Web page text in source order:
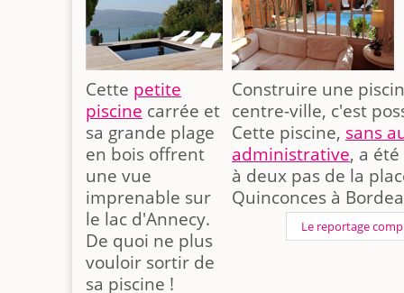
Cette petite
piscine carrée et
sa grande plage
en bois offrent
une vue
imprenable sur
le lac d'Annecy.
De quoi ne plus
vouloir sortir de
sa piscine !
Construire une
centre-ville, c'est
Cette piscine, sans
administrative, a
à deux pas de la
Quinconces à
Le reportage